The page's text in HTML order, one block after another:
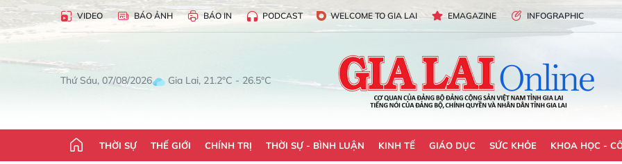
VIDEO BÁO ẢNH BÁO IN PODCAST WELCOME TO GIA LAI EMAGAZINE INFOGRAPHIC
Thứ Sáu, 07/08/2026 Gia Lai, 21.2°C - 26.5°C
THỜI SỰ THẾ GIỚI CHÍNH TRỊ THỜI SỰ - BÌNH LUẬN KINH TẾ GIÁO DỤC SỨC KHỎE KHOA HỌC -